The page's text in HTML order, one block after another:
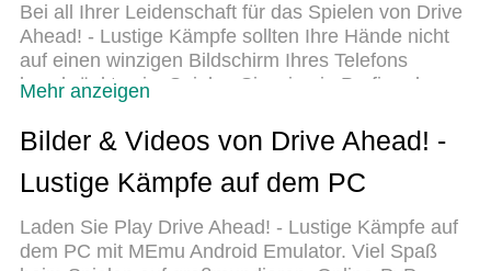
Bei all Ihrer Leidenschaft für das Spielen von Drive
Ahead! - Lustige Kämpfe sollten Ihre Hände nicht
auf einen winzigen Bildschirm Ihres Telefons
beschränkt sein. Spielen Sie wie ein Profi und
übernehmen Sie die volle Kontrolle über Ihr Spiel
mit Tastatur und Maus. MEmu bietet Ihnen all die
Dinge, die Sie erwarten. Laden Sie Drive Ahead! -
Lustige Kämpfe herunter und spielen Sie es auf
ohne Grenzwerte für Akku, mobile Daten und
störende Anrufe. Das brandneue MEmu 9 ist die
Mehr anzeigen
Bilder & Videos von Drive Ahead! -
Lustige Kämpfe auf dem PC
Laden Sie Play Drive Ahead! - Lustige Kämpfe auf
dem PC mit MEmu Android Emulator. Viel Spaß